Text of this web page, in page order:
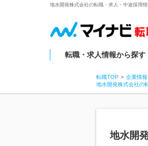
地水開発株式会社の転職・求人・中途採用情
転職・求人情報から探す
転職TOP 企業情
地水開発株式会社の
地水開